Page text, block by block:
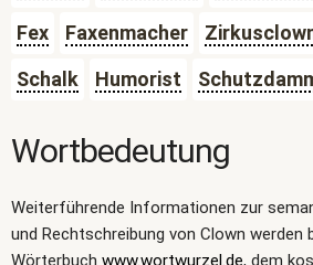
Fex
Faxenmacher
Schalk
Humorist
Wortbedeutung
Weiterführende Informationen zur
und Rechtschreibung von Clown werden
Wörterbuch www.wortwurzel.de, dem